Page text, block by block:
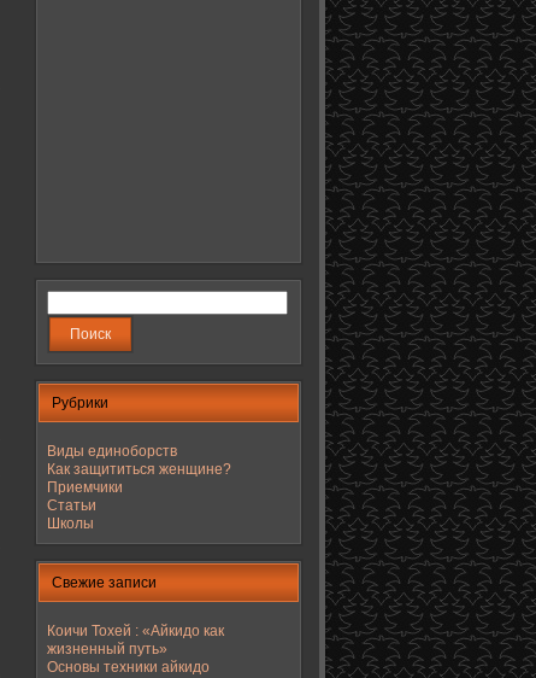
Рубрики
Виды единоборств
Как защититься женщине?
Приемчики
Статьи
Школы
Свежие записи
Коичи Тохей : «Айкидо как
жизненный путь»
Основы техники айкидо